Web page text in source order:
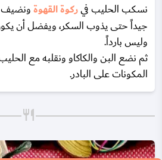
نسكب الحليب فيركوة القهوةونضيف
جيداً حتى يذوب السكر، ويفضل أن
وليس بارداً.
ثم نضع البن والكاكاو ونقلبه مع
المكونات على البادر.